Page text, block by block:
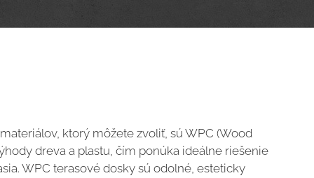
ktorý môžete zvoliť, sú WPC (Wood
dreva a plastu, čím ponúka ideálne riešenie
WPC terasové dosky sú odolné, esteticky